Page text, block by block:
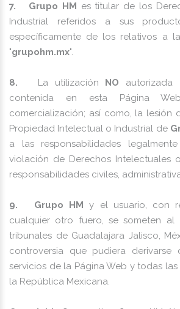
7. Grupo HM
es titular de los
Industrial referidos a sus
específicamente de los relativos a
"grupohm.mx".
8. La utilización NO autorizada
contenida en esta Página
comercialización; así como, la lesión
Propiedad Intelectual o Industrial de
a las responsabilidades
violación de Derechos Intelectuales
responsabilidades civiles,
9. Grupo HM
y el usuario, con
cualquier otro fuero, se someten
tribunales de Guadalajara Jalisco,
controversia que pudiera
servicios de la Página Web y todas
la República Mexicana.